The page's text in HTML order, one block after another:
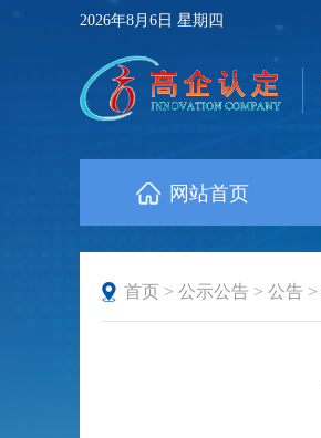
2026年8月6日 星期四
网站首页
首页 > 公示公告 > 公告 >